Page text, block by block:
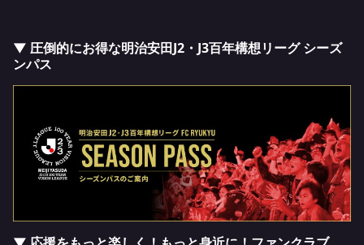
▼ 圧倒的にお得な明治安田J2・J3百年構想リーグ シーズ
ンパス